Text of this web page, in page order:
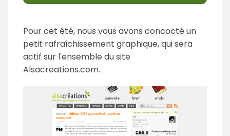
Pour cet été, nous vous avons concocté un
petit rafraîchissement graphique, qui sera
actif sur l'ensemble du site
Alsacreations.com.